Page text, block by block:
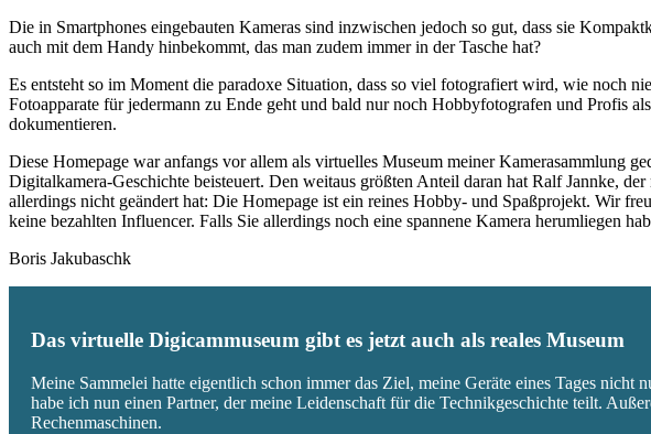
Die in Smartphones eingebauten Kameras sind inzwischen jedoch so gut, dass sie
auch mit dem Handy hinbekommt, das man zudem immer in der Tasche hat?
Es entsteht so im Moment die paradoxe Situation, dass so viel fotografiert wird, wie noch
Fotoapparate für jedermann zu Ende geht und bald nur noch Hobbyfotografen und Profis
dokumentieren.
Diese Homepage war anfangs vor allem als virtuelles Museum meiner Kamerasammlung
Digitalkamera-Geschichte beisteuert. Den weitaus größten Anteil daran hat Ralf Jannke,
allerdings nicht geändert hat: Die Homepage ist ein reines Hobby- und Spaßprojekt. Wir
keine bezahlten Influencer. Falls Sie allerdings noch eine spannene Kamera herumliegen
Boris Jakubaschk
Das virtuelle Digicammuseum gibt es jetzt auch als reales Museum
Meine Sammelei hatte eigentlich schon immer das Ziel, meine Geräte eines Tages
habe ich nun einen Partner, der meine Leidenschaft für die Technikgeschichte teilt.
Rechenmaschinen.